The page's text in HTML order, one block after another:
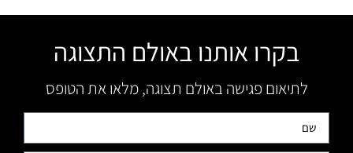
בקרו אותנו באולם התצוגה
לתיאום פגישה באולם תצוגה, מלאו את הטופס